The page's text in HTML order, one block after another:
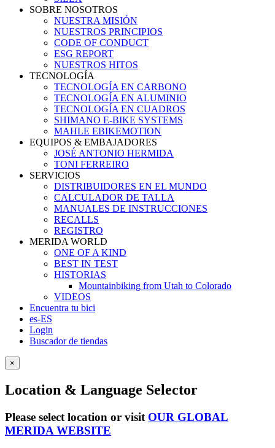
SOBRE NOSOTROS
NUESTRA MISIÓN
NUESTROS PRINCIPIOS
CODE OF CONDUCT
ESG REPORT
NUESTROS HITOS
TECNOLOGÍA
TECNOLOGÍA EN CARBONO
TECNOLOGÍA EN ALUMINIO
TECNOLOGÍA EN CUADROS
SHIMANO E-BIKE SYSTEMS
MAHLE EBIKEMOTION
EQUIPOS & EMBAJADORES
JOSÉ ANTONIO HERMIDA
TONI FERREIRO
SERVICIOS
DISTRIBUIDORES EN EL MUNDO
CALCULADOR DE TALLA
MANUALES DE INSTRUCCIONES
RECALLS
REGISTRO
MERIDA WORLD
ONE OF A KIND
BEST IN TEST
HISTORIAS
Mountainbiking from Utah to Colorado
VIDEOS
Encuentra tu bici
es-ES
Login
Buscador de tiendas
×
Location & Language Selector
Please select location or visit OUR GLOBAL
MERIDA WEBSITE